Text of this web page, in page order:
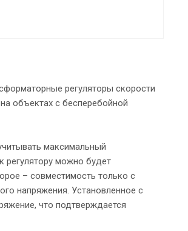
регуляторы скорости
объектах с бесперебойной
максимальный
регулятору можно будет
– совместимость только с
напряжения. Установленное с
что подтверждается